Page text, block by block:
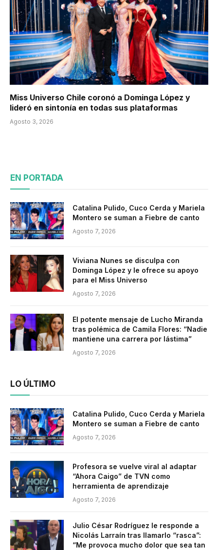
Miss Universo Chile coronó a Dominga López y
lideró en sintonía en todas sus plataformas
Agosto 3, 2026
EN PORTADA
Catalina Pulido, Cuco Cerda y Mariela
Montero se suman a Fiebre de canto
Agosto 7, 2026
Viviana Nunes se disculpa con
Dominga López y le ofrece su apoyo
para el Miss Universo
Agosto 7, 2026
El potente mensaje de Lucho Miranda
tras polémica de Camila Flores: “Nadie
mantiene una carrera por lástima”
Agosto 7, 2026
LO ÚLTIMO
Catalina Pulido, Cuco Cerda y Mariela
Montero se suman a Fiebre de canto
Agosto 7, 2026
Profesora se vuelve viral al adaptar
“Ahora Caigo” de TVN como
herramienta de aprendizaje
Agosto 7, 2026
Julio César Rodríguez le responde a
Nicolás Larraín tras llamarlo “rasca”:
“Me provoca mucho dolor que sea tan